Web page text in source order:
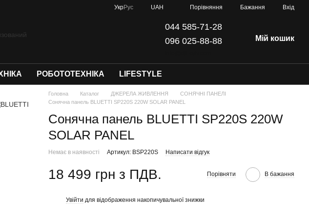
УкрРус UAH Порівняння Бажання Вхід
044 585-71-28
096 025-88-88
Мій кошик
РОБОТОТЕХНІКА LIFESTYLE
Головна Каталог ДЖЕРЕЛА ЖИВЛЕННЯ
СОНЯЧНІ ПАНЕЛІ
Сонячна панель BLUETTI SP220S 220W SOLAR PANEL
Сонячна панель BLUETTI SP220S 220W
SOLAR PANEL
Немає в наявності Артикул: BSP220S Написати відгук
18 499 грн з ПДВ. Порівняти В бажання
Увійти для відображення накопичувальної знижки